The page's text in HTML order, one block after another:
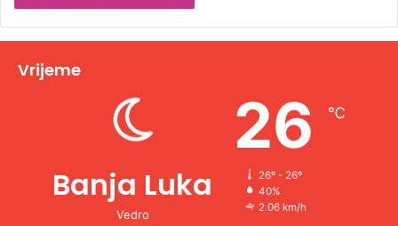
t
vVrijeme
Banja Luka
Vedro
26 ℃
26º - 26º
40%
2.06 km/h